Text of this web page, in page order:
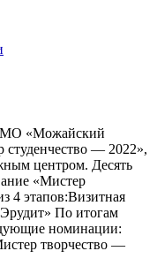
МО «Можайский
студенчество — 2022»,
центром. Десять
«Мистер
4 этапов:Визитная
По итогам
номинации:
творчество —